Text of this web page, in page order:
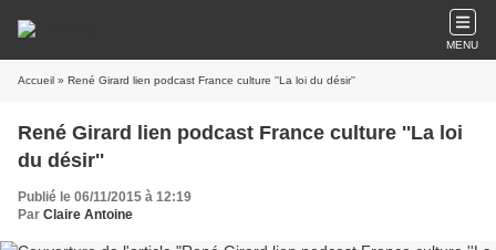
MENU
Accueil » René Girard lien podcast France culture ''La loi du désir''
René Girard lien podcast France culture ''La loi
du désir''
Publié le 06/11/2015 à 12:19
Par Claire Antoine